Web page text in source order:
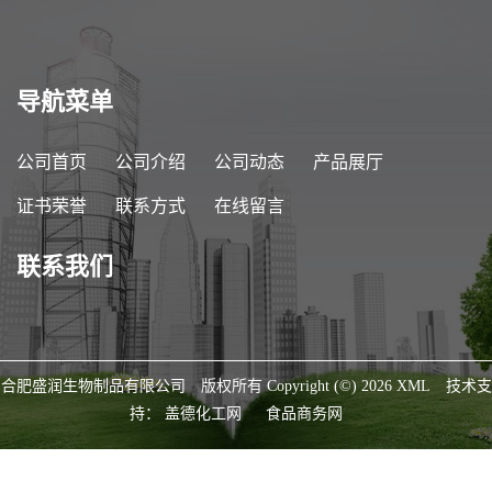
导航菜单
公司首页 公司介绍 公司动态 产品展厅
证书荣誉 联系方式 在线留言
联系我们
合肥盛润生物制品有限公司 版权所有 Copyright (©) 2026 XML
技术支
持： 盖德化工网 食品商务网